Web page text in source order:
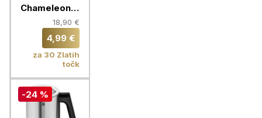
Chameleon,
16 slamic, 9
18,90 €
4,99 €
za 30 Zlatih
točk
-24 %